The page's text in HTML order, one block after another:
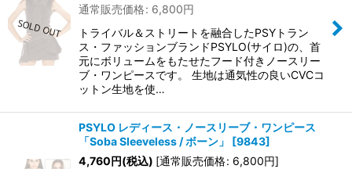
通常販売価格: 6,800円
トライバル＆ストリートを融合したPSYトラン
ス・ファッションブランドPSYLO(サイロ)の、首
元にボリュームをもたせたフード付きノースリー
ブ・ワンピースです。 生地は通気性の良いCVCコ
ットン生地を使…
PSYLO レディース・ノースリーブ・ワンピース
「Soba Sleeveless / ボーン」
[9843]
4,760円(税込) [通常販売価格: 6,800円]